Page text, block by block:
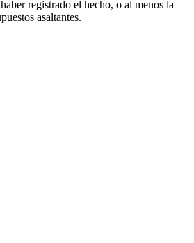
registrado el hecho, o al menos la
asaltantes.